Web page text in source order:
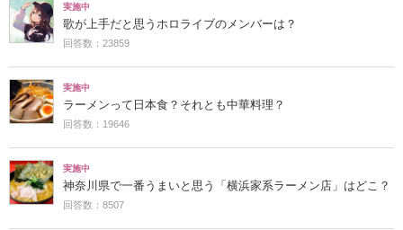
実施中
歌が上手だと思うホロライブのメンバーは？
回答数：23859
実施中
ラーメンって日本食？それとも中華料理？
回答数：19646
実施中
神奈川県で一番うまいと思う「横浜家系ラーメン店」はどこ？
回答数：8507